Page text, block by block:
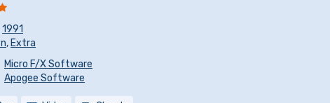
1991
, Extra
Micro F/X Software
Apogee Software